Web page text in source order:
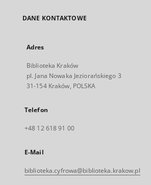
DANE KONTAKTOWE
Adres
Biblioteka Kraków
pl. Jana Nowaka Jeziorańskiego 3
31-154 Kraków, POLSKA
Telefon
+48 12 618 91 00
E-Mail
biblioteka.cyfrowa@biblioteka.krakow.pl